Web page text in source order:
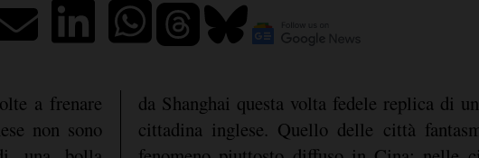
a frenare
non sono
da Shanghai questa volta fedele replica di
cittadina inglese. Quello delle città